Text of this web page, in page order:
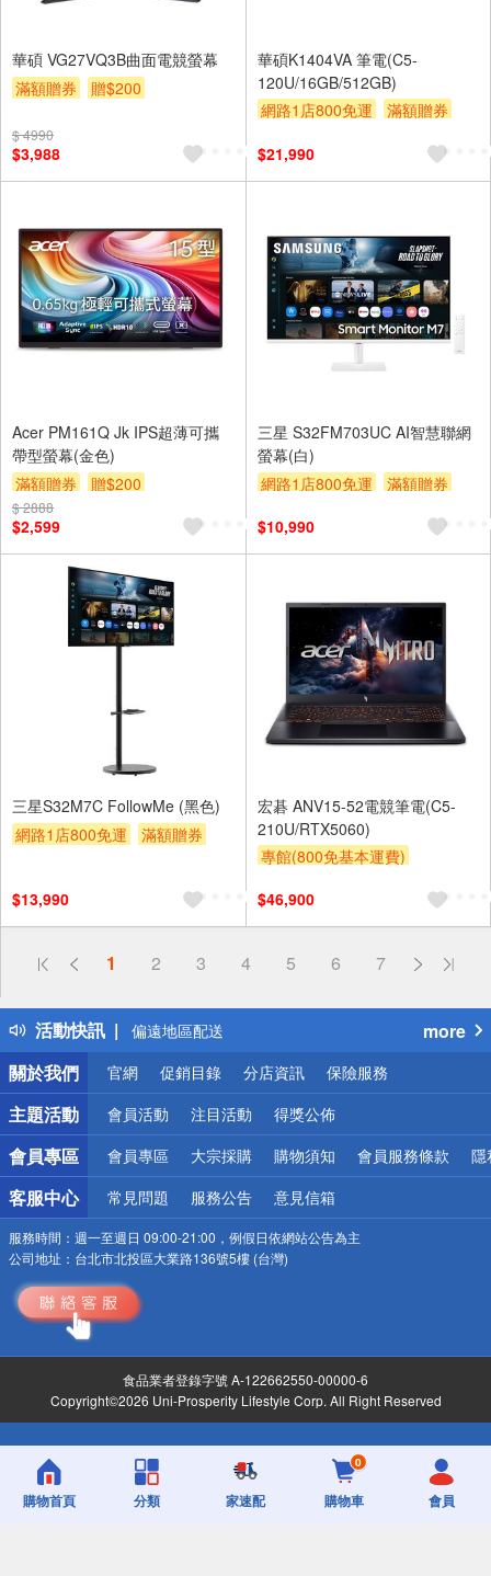
華碩 VG27VQ3B曲面電競螢幕
滿額贈券
贈$200
$ 4990
$3,988
華碩K1404VA 筆電(C5-
120U/16GB/512GB)
網路1店800免運
滿額贈券
$21,990
Acer PM161Q Jk IPS超薄可攜
帶型螢幕(金色)
滿額贈券
贈$200
$ 2888
$2,599
三星 S32FM703UC AI智慧聯網
螢幕(白)
網路1店800免運
滿額贈券
$10,990
三星S32M7C FollowMe (黑色)
網路1店800免運
滿額贈券
$13,990
宏碁 ANV15-52電競筆電(C5-
210U/RTX5060)
專館(800免基本運費)
$46,900
1 2 3 4 5 6 7
活動快訊
偏遠地區配送
得獎公告
銀行優惠
偏遠地區配送
詐騙網頁！請小心！
more
關於我們
官網 促銷目錄 分店資訊 保險服務
主題活動 會員活動 注目活動 得獎公佈
會員專區 會員專區 大宗採購 購物須知 會員服務條款 隱
客服中心 常見問題 服務公告 意見信箱
服務時間： 週一至週日 09:00-21:00，例假日依網站公告為主
公司地址： 台北市北投區大業路136號5樓 (台灣)
食品業者登錄字號 A-122662550-00000-6
Copyright©2026 Uni-Prosperity Lifestyle Corp. All Right Reserved
購物首頁 分類 家速配
0
購物車 會員